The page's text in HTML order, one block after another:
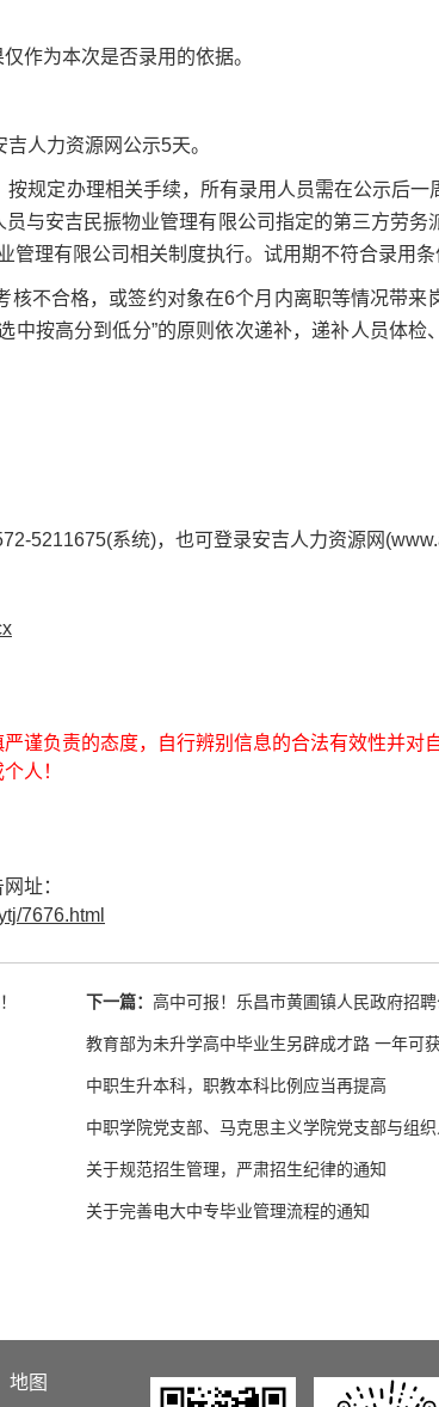
作为本次是否录用的依据。
人力资源网公示5天。
规定办理相关手续，所有录用人员需在公示后一
与安吉民振物业管理有限公司指定的第三方劳务
理有限公司相关制度执行。试用期不符合录用条
不合格，或签约对象在6个月内离职等情况带来
中按高分到低分”的原则依次递补，递补人员体检
5211675(系统)，也可登录安吉人力资源网
谨负责的态度，自行辨别信息的合法有效性并对
人！
址：
7676.html
下一篇： 高中可报！乐昌市黄圃镇人民政府招聘
教育部为未升学高中毕业生另辟成才路 一年可
中职生升本科，职教本科比例应当再提高
关于规范招生管理，严肃招生纪律的通知
关于完善电大中专毕业管理流程的通知
地图